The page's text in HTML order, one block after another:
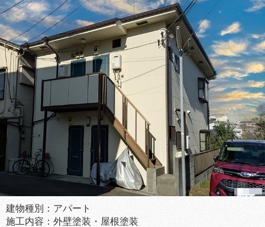
建物種別：アパート
施工内容：外壁塗装・屋根塗装